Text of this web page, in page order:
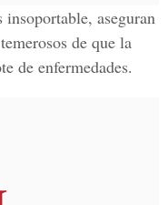
insoportable, aseguran
de que la
de enfermedades.